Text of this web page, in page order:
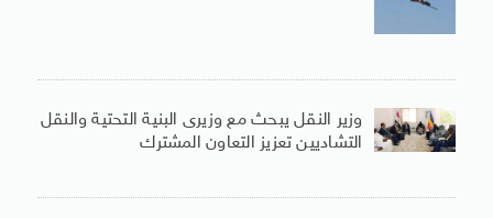
وزير النقل يبحث مع وزيرى البنية التحتية والنقل
التشاديين تعزيز التعاون المشترك